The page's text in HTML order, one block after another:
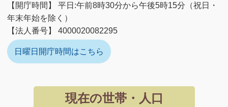
【開庁時間】 平日:午前8時30分から午後5時15分（祝日・
年末年始を除く）
【法人番号】 4000020082295
日曜日開庁時間はこちら